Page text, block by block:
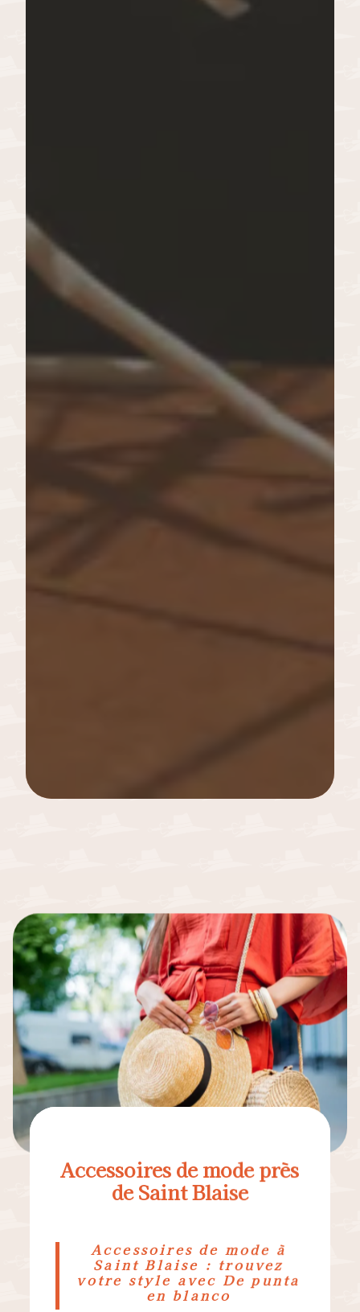
Accessoires de mode près
de Saint Blaise
Accessoires de mode à
Saint Blaise : trouvez
votre style avec De punta
en blanco